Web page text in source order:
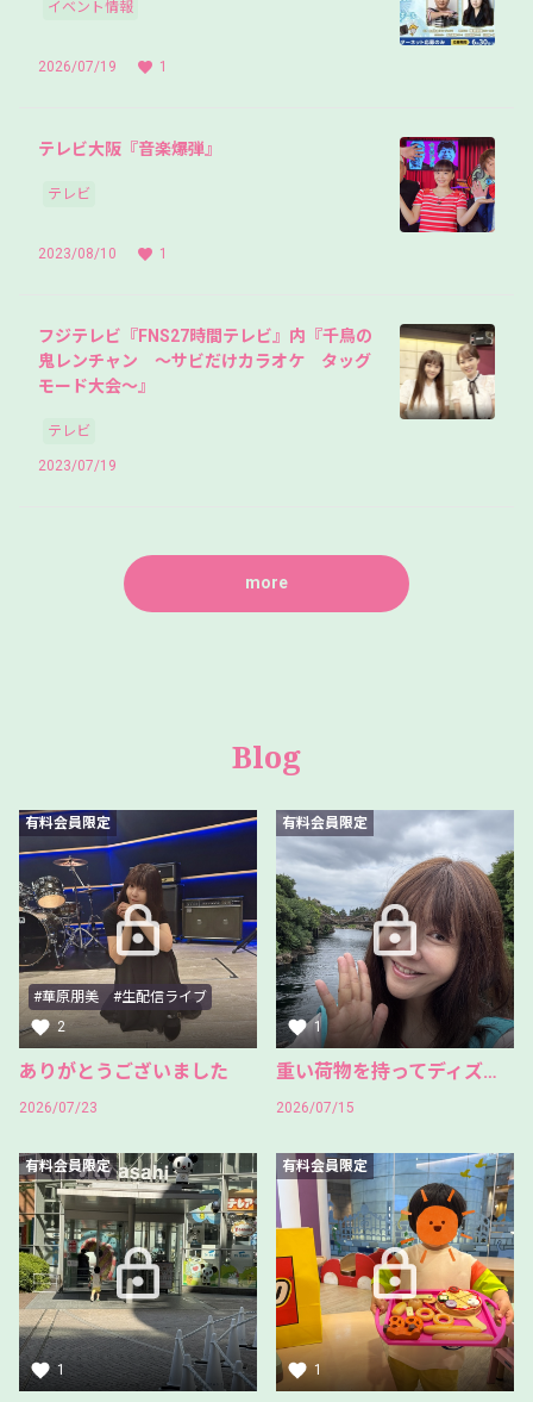
イベント情報
2026/07/19 1
テレビ大阪『音楽爆弾』
テレビ
2023/08/10 1
フジテレビ『FNS27時間テレビ』内『千鳥の
鬼レンチャン ～サビだけカラオケ タッグ
モード大会～』
テレビ
2023/07/19
more
Blog
有料会員限定
#華原朋美 #生配信ライブ
2
ありがとうございました
2026/07/23
有料会員限定
1
重い荷物を持ってディズニーシーでトレーニング
2026/07/15
有料会員限定
1
有料会員限定
1